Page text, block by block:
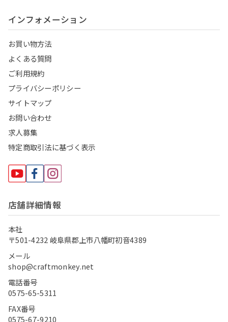
インフォメーション
お買い物方法
よくある質問
ご利用規約
プライバシーポリシー
サイトマップ
お問い合わせ
求人募集
特定商取引法に基づく表示
店舗詳細情報
本社
〒501-4232 岐阜県郡上市八幡町初音4389
メール
shop@craftmonkey.net
電話番号
0575-65-5311
FAX番号
0575-67-9210